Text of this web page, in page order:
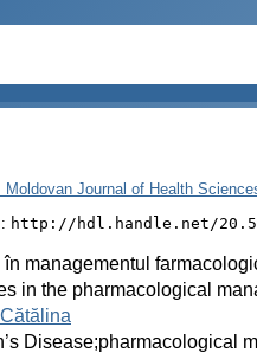
Journal of Health
http://hdl.handle.net/
în managementul
in the pharmacological
Disease;pharmacological